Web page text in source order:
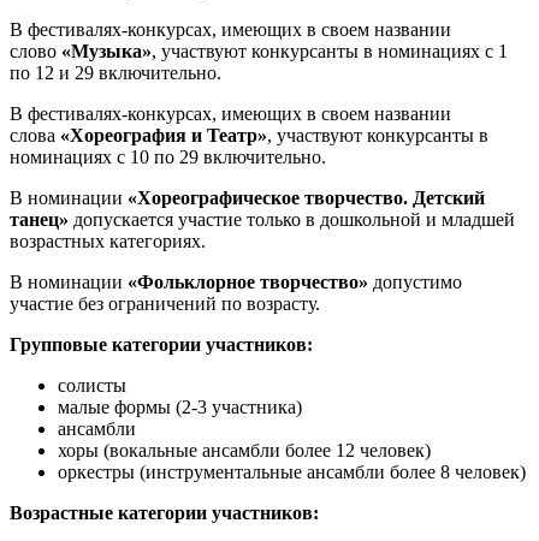
В фестивалях-конкурсах, имеющих в своем названии
слово «Музыка», участвуют конкурсанты в номинациях с 1
по 12 и 29 включительно.
В фестивалях-конкурсах, имеющих в своем названии
слова «Хореография и Театр», участвуют конкурсанты в
номинациях с 10 по 29 включительно.
В номинации «Хореографическое творчество. Детский
танец» допускается участие только в дошкольной и младшей
возрастных категориях.
В номинации «Фольклорное творчество» допустимо
участие без ограничений по возрасту.
Групповые категории участников:
солисты
малые формы (2-3 участника)
ансамбли
хоры (вокальные ансамбли более 12 человек)
оркестры (инструментальные ансамбли более 8 человек)
Возрастные категории участников: